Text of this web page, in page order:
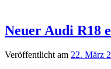
Neuer Audi R18
Veröffentlicht am 22. März